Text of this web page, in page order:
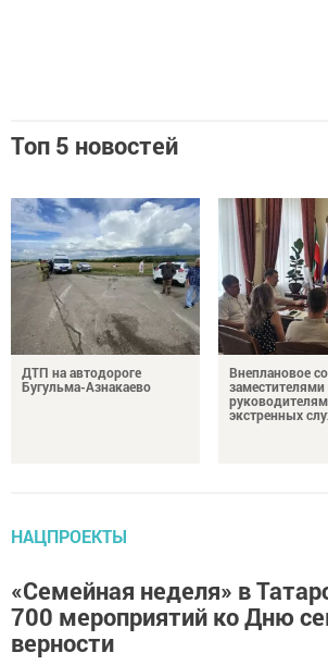
Топ 5 новостей
ДТП на автодороге
Бугульма-Азнакаево
Внеплановое
заместителями
экстренных
НАЦПРОЕКТЫ
«Семейная неделя» в
700 мероприятий ко Дню
верности